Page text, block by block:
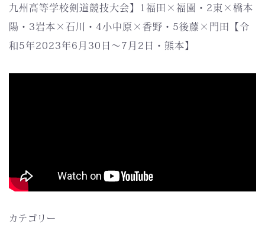
九州高等学校剣道競技大会】1福田×福園・2東×橋本
陽・3岩本×石川・4小中原×香野・5後藤×門田【令
和5年2023年6月30日～7月2日・熊本】
カテゴリー